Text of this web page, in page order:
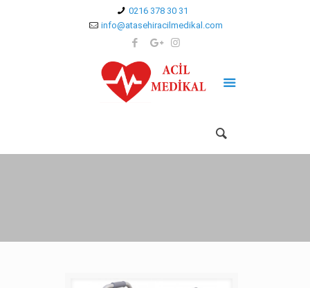
0216 378 30 31
info@atasehiracilmedikal.com